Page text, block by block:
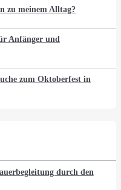
zu meinem Alltag?
Anfänger und
zum Oktoberfest in
durch den